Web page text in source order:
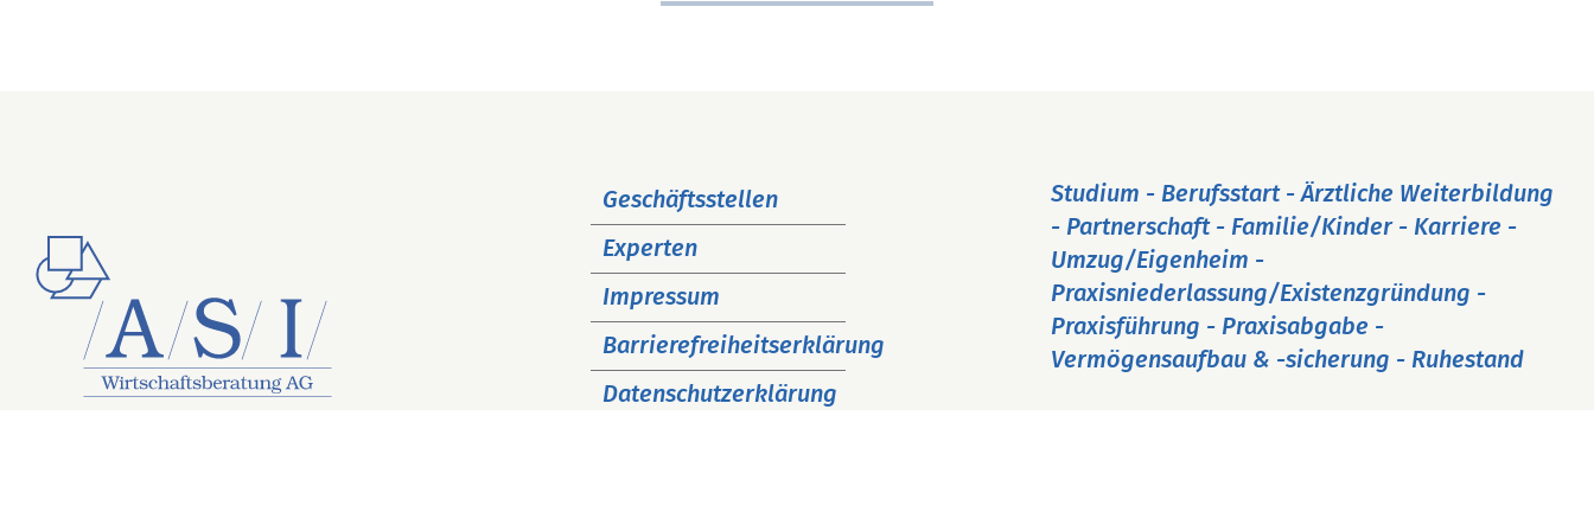
überspringen
Geschäftsstellen
Experten
Impressum
Barrierefreiheitserklärung
Datenschutzerklärung
Studium - Berufsstart - Ärztliche Weiterbildung
- Partnerschaft - Familie/Kinder - Karriere -
Umzug/Eigenheim -
Praxisniederlassung/Existenzgründung -
Praxisführung - Praxisabgabe -
Vermögensaufbau & -sicherung - Ruhestand